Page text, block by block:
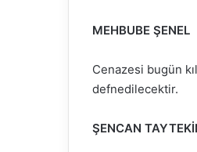
MEHBUBE ŞENEL
Cenazesi bugün
defnedilecektir.
ŞENCAN